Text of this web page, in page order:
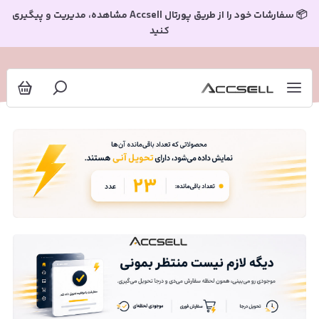
📦 سفارشات خود را از طریق پورتال Accsell مشاهده، مدیریت و پیگیری
کنید